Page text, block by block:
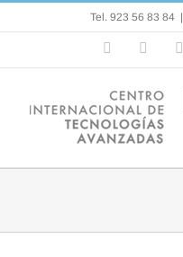
Tel. 923 56 83 84 |
FacebookFlickr